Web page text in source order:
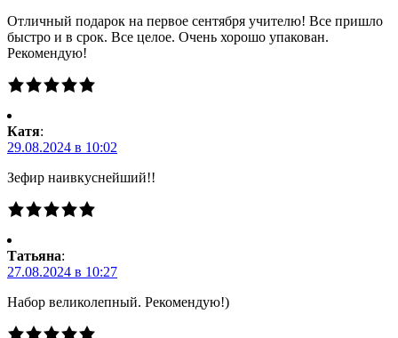
Отличный подарок на первое сентября учителю! Все пришло
быстро и в срок. Все целое. Очень хорошо упакован.
Рекомендую!
Катя:
29.08.2024 в 10:02
Зефир наивкуснейший!!
Татьяна:
27.08.2024 в 10:27
Набор великолепный. Рекомендую!)